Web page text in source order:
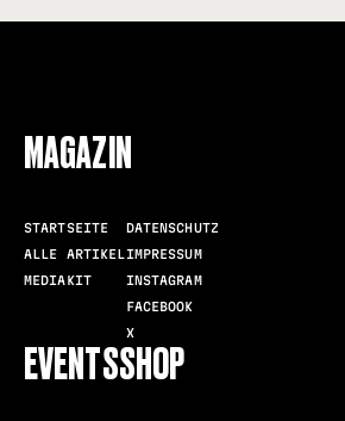
MAGAZIN
STARTSEITE
ALLE ARTIKEL
MEDIAKIT
DATENSCHUTZ
IMPRESSUM
INSTAGRAM
FACEBOOK
X
EVENTSSHOP